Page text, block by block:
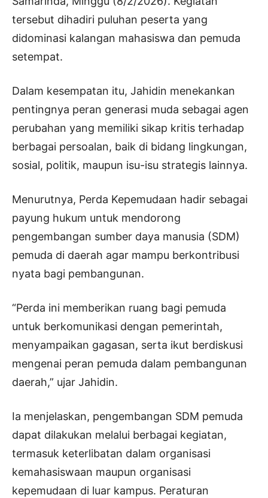
tersebut dihadiri puluhan peserta yang
didominasi kalangan mahasiswa dan pemuda
setempat.
Dalam kesempatan itu, Jahidin menekankan
pentingnya peran generasi muda sebagai agen
perubahan yang memiliki sikap kritis terhadap
berbagai persoalan, baik di bidang lingkungan,
sosial, politik, maupun isu-isu strategis lainnya.
Menurutnya, Perda Kepemudaan hadir sebagai
payung hukum untuk mendorong
pengembangan sumber daya manusia (SDM)
pemuda di daerah agar mampu berkontribusi
nyata bagi pembangunan.
“Perda ini memberikan ruang bagi pemuda
untuk berkomunikasi dengan pemerintah,
menyampaikan gagasan, serta ikut berdiskusi
mengenai peran pemuda dalam pembangunan
daerah,” ujar Jahidin.
Ia menjelaskan, pengembangan SDM pemuda
dapat dilakukan melalui berbagai kegiatan,
termasuk keterlibatan dalam organisasi
kemahasiswaan maupun organisasi
kepemudaan di luar kampus. Peraturan